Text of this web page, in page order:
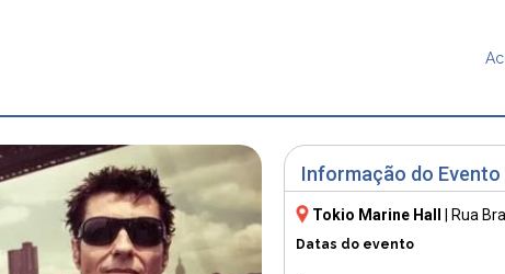
Informação do Evento
Tokio Marine Hall Rua
Datas do evento